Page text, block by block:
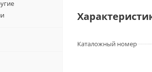
Каталожный номер